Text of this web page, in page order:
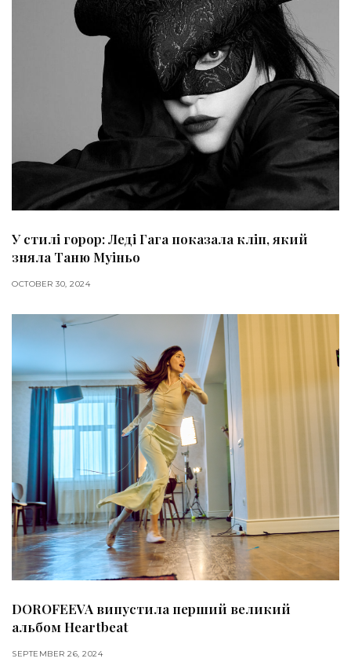
У стилі горор: Леді Гага показала кліп, який
зняла Таню Муіньо
OCTOBER 30, 2024
DOROFEEVA випустила перший великий
альбом Heartbeat
SEPTEMBER 26, 2024